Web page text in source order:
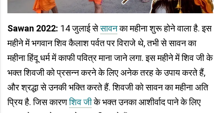
Sawan 2022: 14 जुलाई सेसावनका महीना शुरू होने वाला है. इस
महीने में भगवान शिव कैलाश पर्वत पर विराजे थे, तभी से सावन का
महीना हिंदू धर्म में काफी पवित्र माना जाने लगा. इस महीने में शिव जी के
भक्त शिवजी को प्रसन्न करने के लिए अनेक तरह के उपाय करते हैं,
और श्रद्धा से उनकी भक्ति करते हैं. शिवजी को सावन का महीना अति
प्रिय है. जिस कारणशिव जीके भक्त उनका आशीर्वाद पाने के लिए